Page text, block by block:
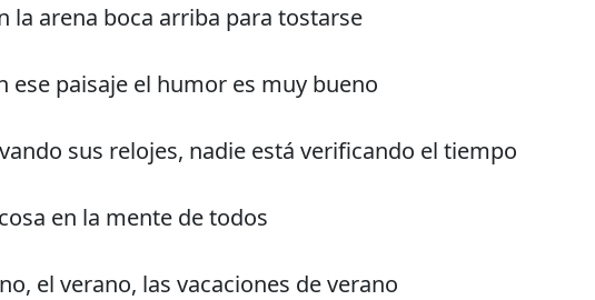
la arena boca arriba para tostarse
ese paisaje el humor es muy bueno
sus relojes, nadie está verificando el tiempo
en la mente de todos
el verano, las vacaciones de verano